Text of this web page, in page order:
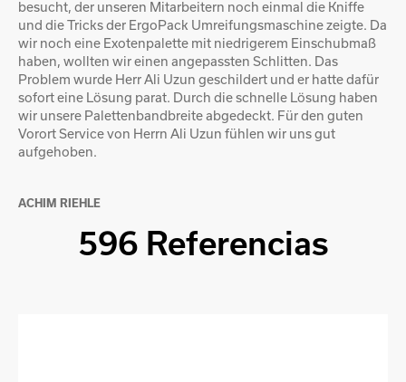
besucht, der unseren Mitarbeitern noch einmal die Kniffe
und die Tricks der ErgoPack Umreifungsmaschine zeigte. Da
wir noch eine Exotenpalette mit niedrigerem Einschubmaß
haben, wollten wir einen angepassten Schlitten. Das
Problem wurde Herr Ali Uzun geschildert und er hatte dafür
sofort eine Lösung parat. Durch die schnelle Lösung haben
wir unsere Palettenbandbreite abgedeckt. Für den guten
Vorort Service von Herrn Ali Uzun fühlen wir uns gut
aufgehoben.
ACHIM RIEHLE
596 Referencias